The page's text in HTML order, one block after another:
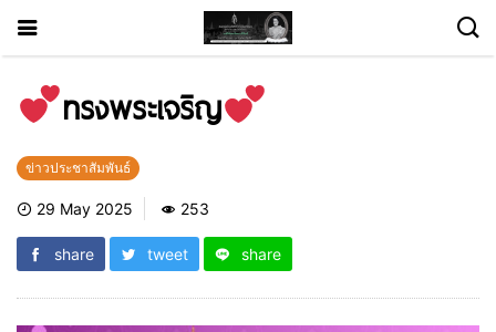
ทรงพระเจริญ
ข่าวประชาสัมพันธ์
29 May 2025 253
share tweet share